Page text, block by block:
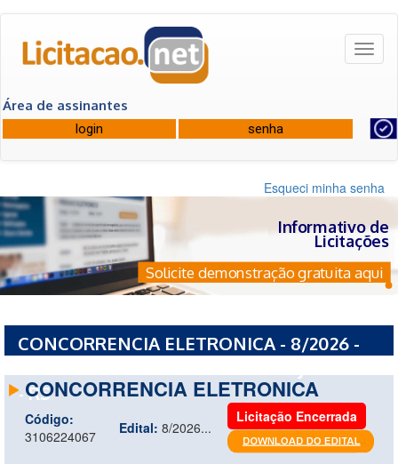
Área de assinantes
Esqueci minha senha
Informativo de
Licitações
Solicite demonstração gratuita aqui
CONCORRENCIA ELETRONICA - 8/2026 -
- RS
CONCORRENCIA ELETRONICA
Código:
3106224067
Edital: 8/2026...
Licitação Encerrada